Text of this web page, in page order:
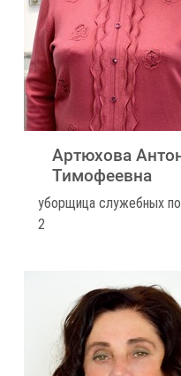
Артюхова
Тимофеевна
уборщица служебных
2